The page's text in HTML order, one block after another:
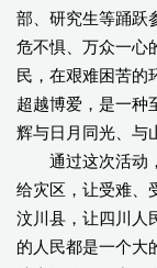
部、研究生等踊跃
危不惧、万众一心
民，在艰难困苦的
超越博爱，是一种
辉与日月同光、与
通过这次活动，
给灾区，让受难、
汶川县，让四川人
的人民都是一个大